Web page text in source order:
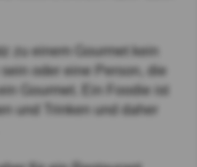
zu einem Gourmet kein
oder eine Person, die
Gourmet. Ein Foodie ist
und Trinken und daher